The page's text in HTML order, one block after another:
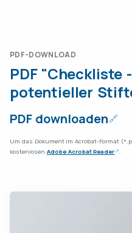
PDF-DOWNLOAD
PDF "Checkliste
potentieller
PDF downloaden
Um das Dokument im Acrobat-Format
kostenlosen Adobe Acrobat Reader .